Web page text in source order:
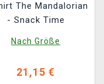
The Mandalorian
- Snack Time
Nach Größe
21,15 €